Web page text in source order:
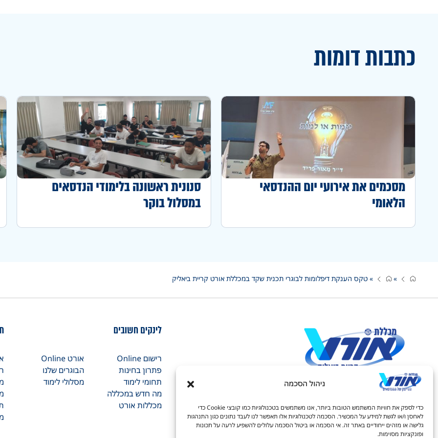
ניהול הסכמה
כדי לספק את חוויות המשתמש הטובות ביותר, אנו משתמשים בטכנולוגיות כמו קובצי Cookie כדי
לאחסן ו/או לגשת למידע על המכשיר. הסכמה לטכנולוגיות אלו תאפשר לנו לעבד נתונים כגון התנהגות
גלישה או מזהים ייחודיים באתר זה. אי הסכמה או ביטול הסכמה עלולים להשפיע לרעה על תכונות
ופונקציות מסוימות.
כתבות דומות
מסכמים את אירועי יום ההנדסאי
הלאומי
סנונית ראשונה בלימודי הנדסאים
במסלול בוקר
»
» טקס הענקת דיפלומות לבוגרי תכנית שקד במכללת אורט קריית ביאליק
חיפוש באתר:
לינקים חשובים
רישום Online
אורט Online
פתרון בחינות
הבוגרים שלנו
תחומי לימוד
מסלולי לימוד
מה חדש במכללה
מכללות אורט